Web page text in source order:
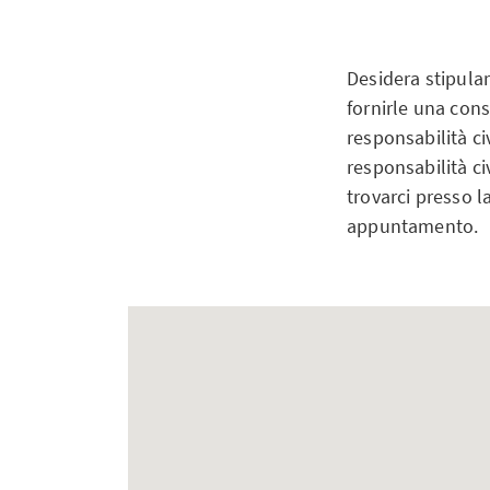
Desidera
fornirle una
responsabilità
responsabilità
trovarci presso
appuntamento.